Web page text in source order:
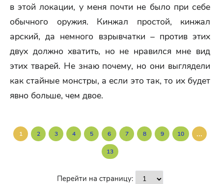
в этой локации, у меня почти не было при себе
обычного оружия. Кинжал простой, кинжал
арский, да немного взрывчатки – против этих
двух должно хватить, но не нравился мне вид
этих тварей. Не знаю почему, но они выглядели
как стайные монстры, а если это так, то их будет
явно больше, чем двое.
1 2 3 4 5 6 7 8 9 10 ...
13
Перейти на страницу: